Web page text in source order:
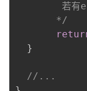
若有
       */
}
//...